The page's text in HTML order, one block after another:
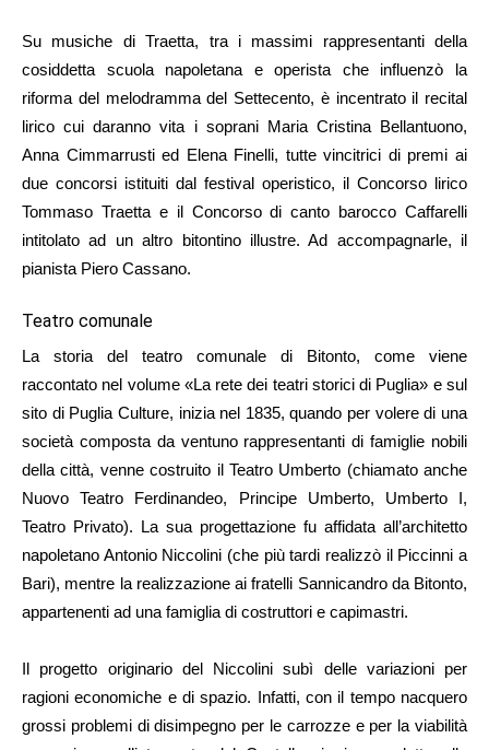
Su musiche di Traetta, tra i massimi rappresentanti della
cosiddetta scuola napoletana e operista che influenzò la
riforma del melodramma del Settecento, è incentrato il recital
lirico cui daranno vita i soprani Maria Cristina Bellantuono,
Anna Cimmarrusti ed Elena Finelli, tutte vincitrici di premi ai
due concorsi istituiti dal festival operistico, il Concorso lirico
Tommaso Traetta e il Concorso di canto barocco Caffarelli
intitolato ad un altro bitontino illustre. Ad accompagnarle, il
pianista Piero Cassano.
Teatro comunale
La storia del teatro comunale di Bitonto, come viene
raccontato nel volume «La rete dei teatri storici di Puglia» e sul
sito di Puglia Culture, inizia nel 1835, quando per volere di una
società composta da ventuno rappresentanti di famiglie nobili
della città, venne costruito il Teatro Umberto (chiamato anche
Nuovo Teatro Ferdinandeo, Principe Umberto, Umberto I,
Teatro Privato). La sua progettazione fu affidata all’architetto
napoletano Antonio Niccolini (che più tardi realizzò il Piccinni a
Bari), mentre la realizzazione ai fratelli Sannicandro da Bitonto,
appartenenti ad una famiglia di costruttori e capimastri.
Il progetto originario del Niccolini subì delle variazioni per
ragioni economiche e di spazio. Infatti, con il tempo nacquero
grossi problemi di disimpegno per le carrozze e per la viabilità